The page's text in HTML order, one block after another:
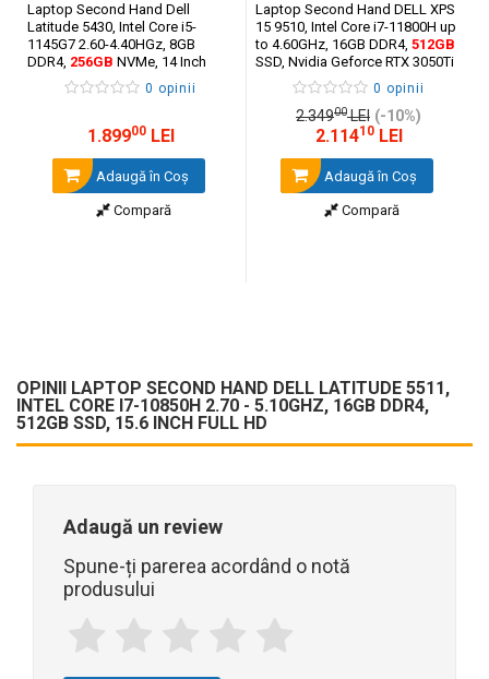
Laptop Second Hand Dell
Latitude 5430, Intel Core i5-
1145G7 2.60-4.40HGz, 8GB
DDR4, 256GB NVMe, 14 Inch
0 opinii
1.89900LEI
Adaugă în Coş
Compară
Laptop Second Hand DELL XPS
15 9510, Intel Core i7-11800H up
to 4.60GHz, 16GB DDR4, 512GB
SSD, Nvidia Geforce RTX 3050Ti
Mobile, 15.6" FHD+,
Grad A-
0 opinii
2.34900LEI (-10%)
2.11410LEI
Adaugă în Coş
Compară
OPINII LAPTOP SECOND HAND DELL LATITUDE 5511,
INTEL CORE I7-10850H 2.70 - 5.10GHZ, 16GB DDR4,
512GB SSD, 15.6 INCH FULL HD
Adaugă un review
Spune-ți parerea acordând o notă
produsului